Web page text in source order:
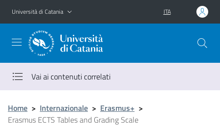
Vai al contenuto principale
Vai al menu di navigazione
Università di Catania ITA
Vai ai contenuti correlati
Home > Internazionale > Erasmus+ >
Erasmus ECTS Tables and Grading Scale